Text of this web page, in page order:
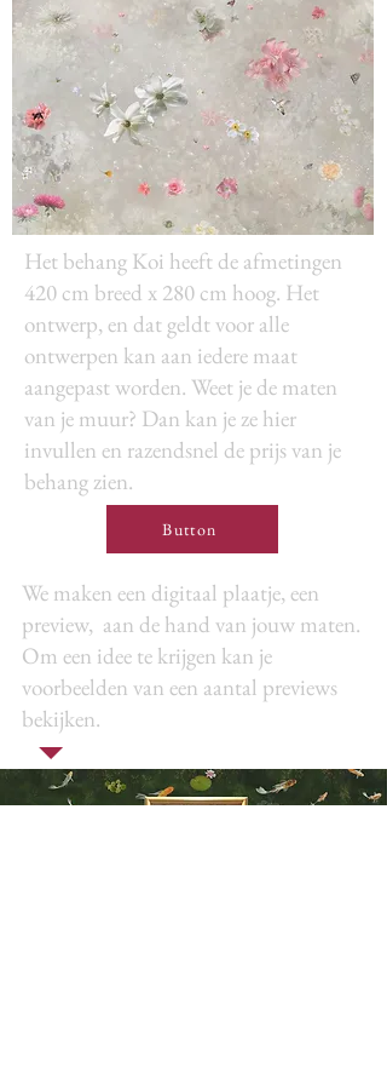
Het behang Koi heeft de afmetingen
420 cm breed x 280 cm hoog. Het
ontwerp, en dat geldt voor alle
ontwerpen kan aan iedere maat
aangepast worden. Weet je de maten
van je muur? Dan kan je ze hier
invullen en razendsnel de prijs van je
behang zien.
Button
We maken een digitaal plaatje, een
preview, aan de hand van jouw maten.
Om een idee te krijgen kan je
voorbeelden van een aantal previews
bekijken.